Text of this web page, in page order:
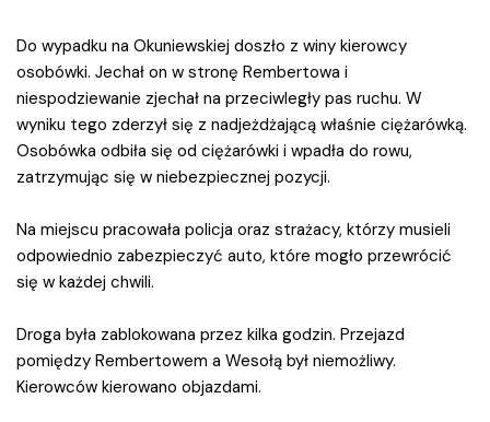
Do wypadku na Okuniewskiej doszło z winy kierowcy
osobówki. Jechał on w stronę Rembertowa i
niespodziewanie zjechał na przeciwległy pas ruchu. W
wyniku tego zderzył się z nadjeżdżającą właśnie ciężarówką.
Osobówka odbiła się od ciężarówki i wpadła do rowu,
zatrzymując się w niebezpiecznej pozycji.
Na miejscu pracowała policja oraz strażacy, którzy musieli
odpowiednio zabezpieczyć auto, które mogło przewrócić
się w każdej chwili.
Droga była zablokowana przez kilka godzin. Przejazd
pomiędzy Rembertowem a Wesołą był niemożliwy.
Kierowców kierowano objazdami.